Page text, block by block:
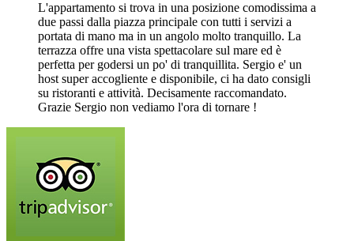
L'appartamento si trova in una posizione comodissima a
due passi dalla piazza principale con tutti i servizi a
portata di mano ma in un angolo molto tranquillo. La
terrazza offre una vista spettacolare sul mare ed è
perfetta per godersi un po' di tranquillita. Sergio e' un
host super accogliente e disponibile, ci ha dato consigli
su ristoranti e attività. Decisamente raccomandato.
Grazie Sergio non vediamo l'ora di tornare !